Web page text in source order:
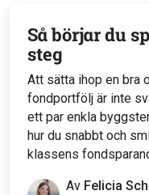
Av Felicia
Så börjar du
steg
Att sätta ihop en bra
fondportfölj är inte
ett par enkla
hur du snabbt och
klassens